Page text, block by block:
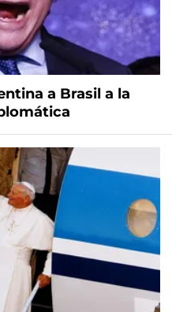
a Brasil a la